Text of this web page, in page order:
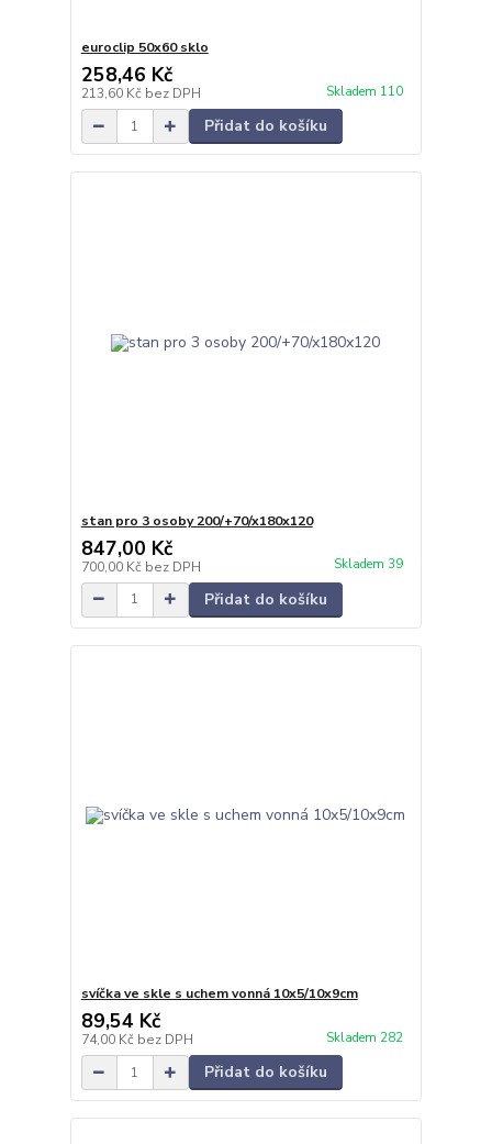
euroclip 50x60 sklo
258,46 Kč
213,60 Kč bez DPH Skladem 110
Přidat do košíku
stan pro 3 osoby 200/+70/x180x120
847,00 Kč
700,00 Kč bez DPH Skladem 39
Přidat do košíku
svíčka ve skle s uchem vonná 10x5/10x9cm
89,54 Kč
74,00 Kč bez DPH Skladem 282
Přidat do košíku